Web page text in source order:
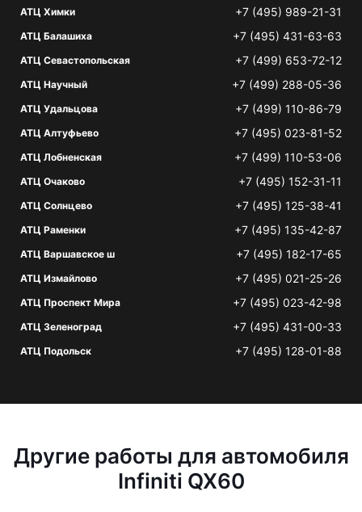
АТЦ Химки +7 (495) 989-21-31
АТЦ Балашиха +7 (495) 431-63-63
АТЦ Севастопольская +7 (499) 653-72-12
АТЦ Научный +7 (499) 288-05-36
АТЦ Удальцова +7 (499) 110-86-79
АТЦ Алтуфьево +7 (495) 023-81-52
АТЦ Лобненская +7 (499) 110-53-06
АТЦ Очаково +7 (495) 152-31-11
АТЦ Солнцево +7 (495) 125-38-41
АТЦ Раменки +7 (495) 135-42-87
АТЦ Варшавское ш +7 (495) 182-17-65
АТЦ Измайлово +7 (495) 021-25-26
АТЦ Проспект Мира +7 (495) 023-42-98
АТЦ Зеленоград +7 (495) 431-00-33
АТЦ Подольск +7 (495) 128-01-88
Другие работы для автомобиля
Infiniti QX60